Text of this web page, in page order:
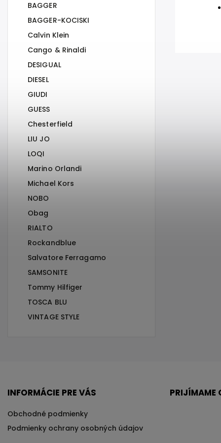
BAGGER
BAGGER-KOCISKI
Calvin Klein
Cango & Rinaldi
DESIGUAL
DIESEL
GIUDI
GUESS
Chesterfield
LIU JO
LOQI
Marino Orlandi
Michael Kors
NOBO
Obag
RIALTO
Rockandblue
Salvatore Ferragamo
SAMSONITE
Tommy Hilfiger
TOSCA BLU
VINTAGE STYLE
INFORMÁCIE PRE VÁS
Obchodné podmienky
Podmienky ochrany osobných údajov
PRIJÍMAME